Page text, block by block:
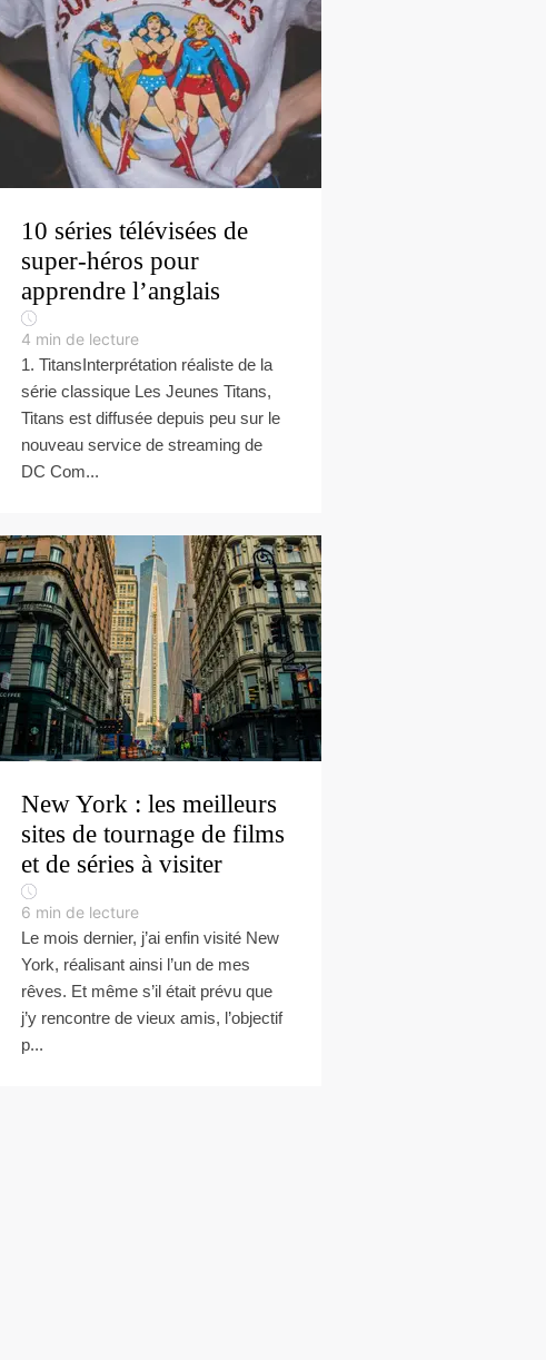
10 séries télévisées de
super-héros pour
apprendre l’anglais
4 min de lecture
1. TitansInterprétation réaliste de la
série classique Les Jeunes Titans,
Titans est diffusée depuis peu sur le
nouveau service de streaming de
DC Com...
New York : les meilleurs
sites de tournage de films
et de séries à visiter
6 min de lecture
Le mois dernier, j’ai enfin visité New
York, réalisant ainsi l’un de mes
rêves. Et même s’il était prévu que
j’y rencontre de vieux amis, l’objectif
p...